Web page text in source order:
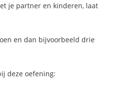
je partner en kinderen, laat
en dan bijvoorbeeld drie
deze oefening: